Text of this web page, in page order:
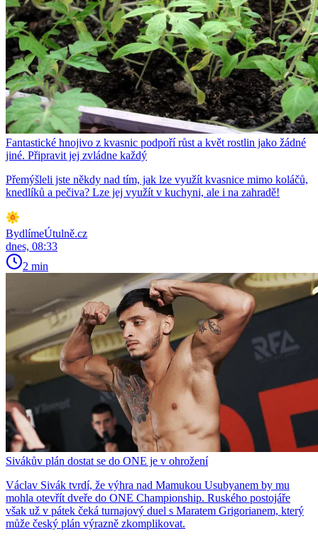
Fantastické hnojivo z kvasnic podpoří růst a květ rostlin jako žádné
jiné. Připravit jej zvládne každý
Přemýšleli jste někdy nad tím, jak lze využít kvasnice mimo koláčů,
knedlíků a pečiva? Lze jej využít v kuchyni, ale i na zahradě!
BydlímeÚtulně.cz
dnes, 08:33
2 min
Sivákův plán dostat se do ONE je v ohrožení
Václav Sivák tvrdí, že výhra nad Mamukou Usubyanem by mu
mohla otevřít dveře do ONE Championship. Ruského postojáře
však už v pátek čeká turnajový duel s Maratem Grigorianem, který
může český plán výrazně zkomplikovat.